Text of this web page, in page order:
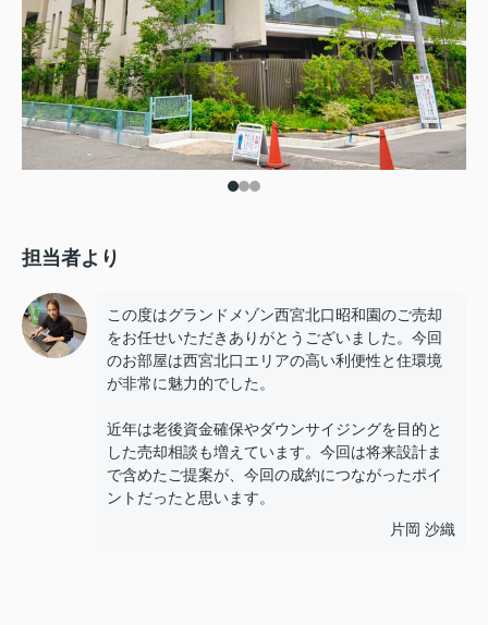
担当者より
この度はグランドメゾン西宮北口昭和園のご売却
をお任せいただきありがとうございました。今回
のお部屋は西宮北口エリアの高い利便性と住環境
が非常に魅力的でした。
近年は老後資金確保やダウンサイジングを目的と
した売却相談も増えています。今回は将来設計ま
で含めたご提案が、今回の成約につながったポイ
ントだったと思います。
片岡 沙織